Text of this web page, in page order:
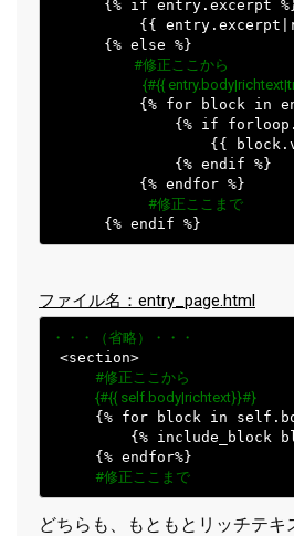
{% if entry.excerpt
{{
      {% else %}
#修正ここから
{#{{
{% for block in
{% if
{{
              {% endif %}
          {% endfor %}
#修正ここまで
ファイル名：entry_page.html
・・・（省略）・・・
<section>
#修正ここから
{#{{ self.body|richtext}}#}
{% for block in
{% include_block
     {% endfor%}
#修正ここまで
どちらも、もともとリッチテ